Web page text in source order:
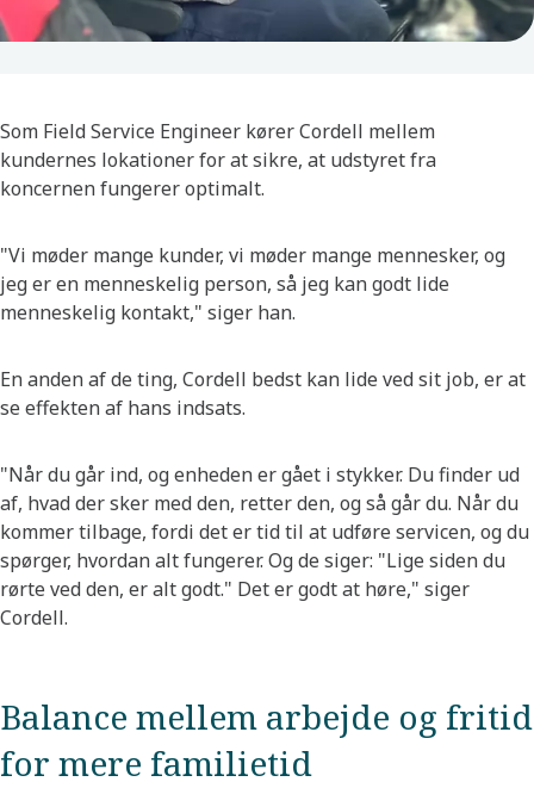
Som Field Service Engineer kører Cordell mellem
kundernes lokationer for at sikre, at udstyret fra
koncernen fungerer optimalt.
"Vi møder mange kunder, vi møder mange mennesker, og
jeg er en menneskelig person, så jeg kan godt lide
menneskelig kontakt," siger han.
En anden af de ting, Cordell bedst kan lide ved sit job, er at
se effekten af hans indsats.
"Når du går ind, og enheden er gået i stykker. Du finder ud
af, hvad der sker med den, retter den, og så går du. Når du
kommer tilbage, fordi det er tid til at udføre servicen, og du
spørger, hvordan alt fungerer. Og de siger: "Lige siden du
rørte ved den, er alt godt." Det er godt at høre," siger
Cordell.
Balance mellem arbejde og fritid
for mere familietid